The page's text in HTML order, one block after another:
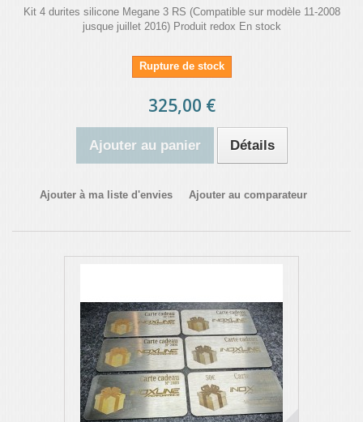
Kit 4 durites silicone Megane 3 RS (Compatible sur modèle 11-2008
jusque juillet 2016) Produit redox En stock
Rupture de stock
325,00 €
Ajouter au panier Détails
Ajouter à ma liste d'envies Ajouter au comparateur